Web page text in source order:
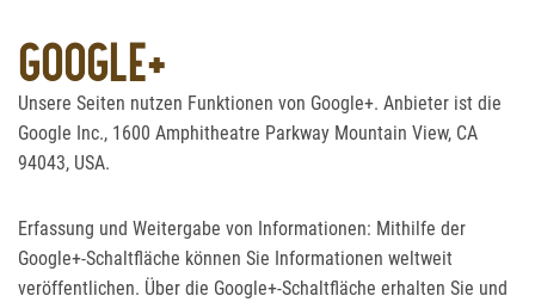
GOOGLE+
Unsere Seiten nutzen Funktionen von Google+. Anbieter ist die
Google Inc., 1600 Amphitheatre Parkway Mountain View, CA
94043, USA.
Erfassung und Weitergabe von Informationen: Mithilfe der
Google+-Schaltfläche können Sie Informationen weltweit
veröffentlichen. Über die Google+-Schaltfläche erhalten Sie und